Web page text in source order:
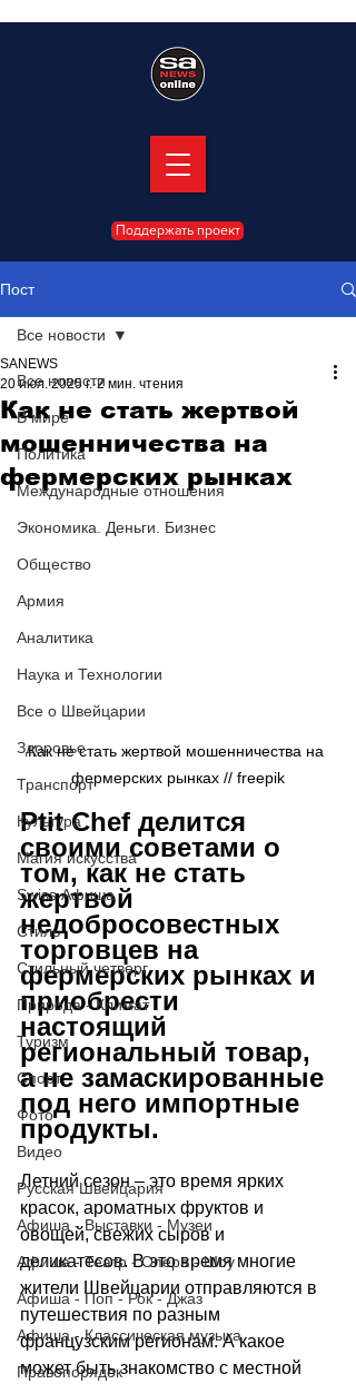
Поддержать проект
Пост
Все новости
В мире
Политика
Международные отношения
Экономика. Деньги. Бизнес
Общество
Армия
Аналитика
Наука и Технологии
Все о Швейцарии
Здоровье
Транспорт
Культура
Магия искусства
Swiss Афиша
Стиль
Стильный четверг
Природа - Климат
Туризм
Спорт
Фото
Видео
Русская Швейцария
Афиша - Выставки - Музеи
Афиша - Театр - Опера - Шоу
Афиша - Поп - Рок - Джаз
Афиша - Классическая музыка
Правопорядок
Все новости
Как не стать жертвой
мошенничества на
фермерских рынках
SANEWS
20 июл. 2025 г. 2 мин. чтения
Как не стать жертвой мошенничества на
фермерских рынках // freepik
Ptit Chef делится
своими советами о
том, как не стать
жертвой
недобросовестных
торговцев на
фермерских рынках и
приобрести
настоящий
региональный товар,
а не замаскированные
под него импортные
продукты.
Летний сезон – это время ярких
красок, ароматных фруктов и
овощей, свежих сыров и
деликатесов. В это время многие
жители Швейцарии отправляются в
путешествия по разным
французским регионам. А какое
может быть знакомство с местной